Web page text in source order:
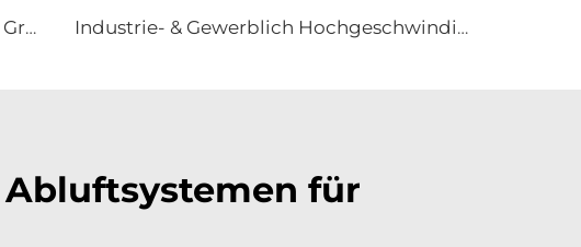
Gewerblich 0,9m 1,2m Wandmontage Großer Ventilator 220V Motor für Fertigungsbetriebe Restaurants Farmen Hotels Industrie- & Gewerblich Hochgeschwindigkeit 0,9m 1,2m Wandmontage Großer Ventilator
für